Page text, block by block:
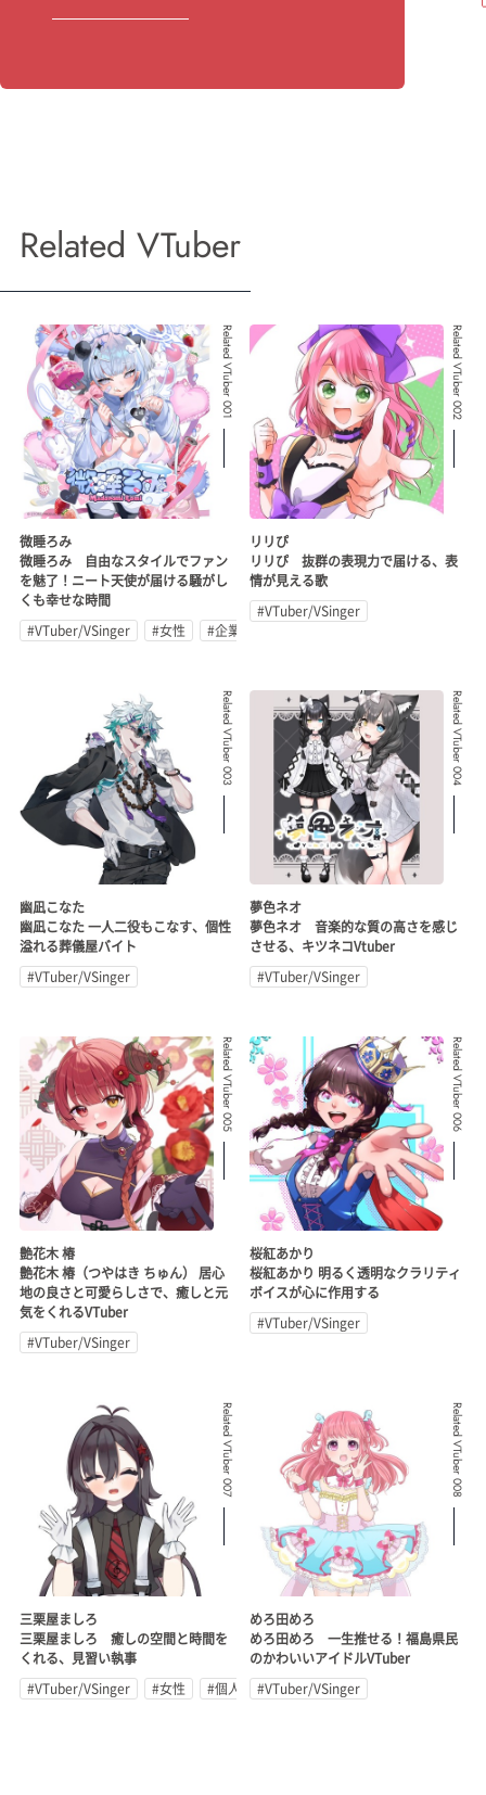
Related VTuber
Related VTuber 001
微睡ろみ
微睡ろみ 自由なスタイルでファン
を魅了！ニート天使が届ける騒がし
くも幸せな時間
#VTuber/VSinger
#女性 #企業公式
Related VTuber 002
リリぴ
リリぴ 抜群の表現力で届ける、表
情が見える歌
#VTuber/VSinger
Related VTuber 003
幽凪こなた
幽凪こなた 一人二役もこなす、個性
溢れる葬儀屋バイト
#VTuber/VSinger
Related VTuber 004
夢色ネオ
夢色ネオ 音楽的な質の高さを感じ
させる、キツネコVtuber
#VTuber/VSinger
Related VTuber 005
艶花木 椿
艶花木 椿（つやはき ちゅん） 居心
地の良さと可愛らしさで、癒しと元
気をくれるVTuber
#VTuber/VSinger
Related VTuber 006
桜紅あかり
桜紅あかり 明るく透明なクラリティ
ボイスが心に作用する
#VTuber/VSinger
Related VTuber 007
三栗屋ましろ
三栗屋ましろ 癒しの空間と時間を
くれる、見習い執事
#VTuber/VSinger
#女性 #個人勢
Related VTuber 008
めろ田めろ
めろ田めろ 一生推せる！福島県民
のかわいいアイドルVTuber
#VTuber/VSinger